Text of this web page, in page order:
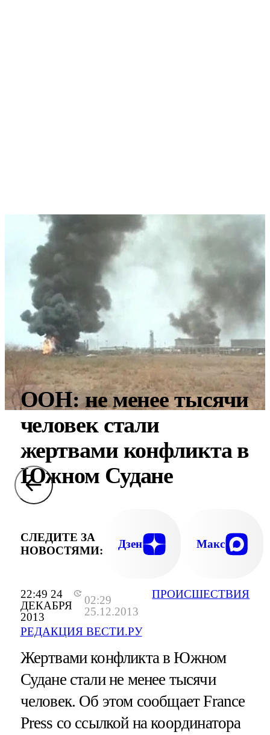
22:49 24
ДЕКАБРЯ
2013
02:29
25.12.2013
РЕДАКЦИЯ ВЕСТИ.РУ
ПРОИСШЕСТВИЯ
ООН: не менее тысячи
человек стали
жертвами конфликта в
Южном Судане
СЛЕДИТЕ ЗА
НОВОСТЯМИ:
Дзен Макс
Жертвами конфликта в Южном
Судане стали не менее тысячи
человек. Об этом сообщает France
Press со ссылкой на координатора